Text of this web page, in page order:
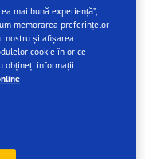
Recenzii
mai bună experiență”,
memorarea preferințelor
nostru și afișarea
cookie în orice
obțineți informații